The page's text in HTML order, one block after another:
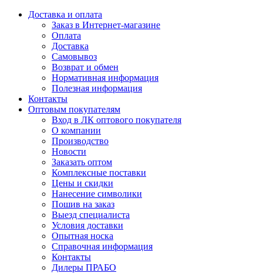
Доставка и оплата
Заказ в Интернет-магазине
Оплата
Доставка
Самовывоз
Возврат и обмен
Нормативная информация
Полезная информация
Контакты
Оптовым покупателям
Вход в ЛК оптового покупателя
О компании
Производство
Новости
Заказать оптом
Комплексные поставки
Цены и скидки
Нанесение символики
Пошив на заказ
Выезд специалиста
Условия доставки
Опытная носка
Справочная информация
Контакты
Дилеры ПРАБО